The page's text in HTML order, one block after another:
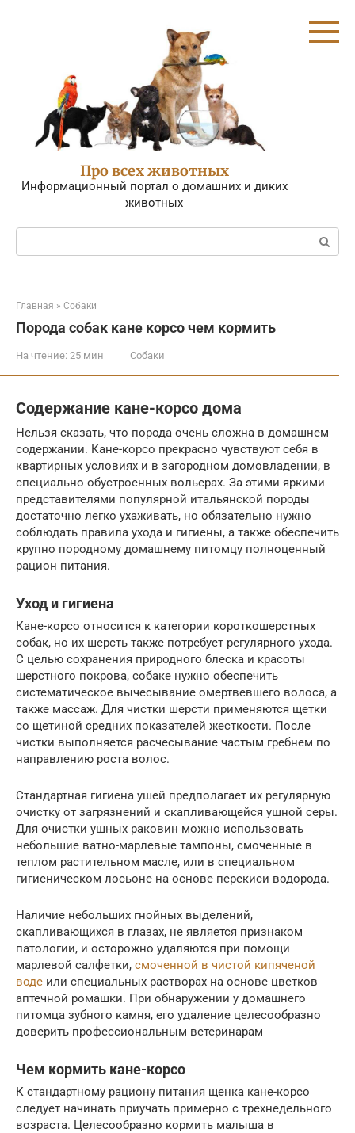
Про всех животных
Информационный портал о домашних и диких
животных
Поиск:
Главная » Собаки
Порода собак кане корсо чем кормить
На чтение: 25 мин Собаки
Содержание кане-корсо дома
Нельзя сказать, что порода очень сложна в домашнем
содержании. Кане-корсо прекрасно чувствуют себя в
квартирных условиях и в загородном домовладении, в
специально обустроенных вольерах. За этими яркими
представителями популярной итальянской породы
достаточно легко ухаживать, но обязательно нужно
соблюдать правила ухода и гигиены, а также обеспечить
крупно породному домашнему питомцу полноценный
рацион питания.
Уход и гигиена
Кане-корсо относится к категории короткошерстных
собак, но их шерсть также потребует регулярного ухода.
С целью сохранения природного блеска и красоты
шерстного покрова, собаке нужно обеспечить
систематическое вычесывание омертвевшего волоса, а
также массаж. Для чистки шерсти применяются щетки
со щетиной средних показателей жесткости. После
чистки выполняется расчесывание частым гребнем по
направлению роста волос.
Стандартная гигиена ушей предполагает их регулярную
очистку от загрязнений и скапливающейся ушной серы.
Для очистки ушных раковин можно использовать
небольшие ватно-марлевые тампоны, смоченные в
теплом растительном масле, или в специальном
гигиеническом лосьоне на основе перекиси водорода.
Наличие небольших гнойных выделений,
скапливающихся в глазах, не является признаком
патологии, и осторожно удаляются при помощи
марлевой салфетки, смоченной в чистой кипяченой
воде или специальных растворах на основе цветков
аптечной ромашки. При обнаружении у домашнего
питомца зубного камня, его удаление целесообразно
доверить профессиональным ветеринарам
Чем кормить кане-корсо
К стандартному рациону питания щенка кане-корсо
следует начинать приучать примерно с трехнедельного
возраста. Целесообразно кормить малыша в